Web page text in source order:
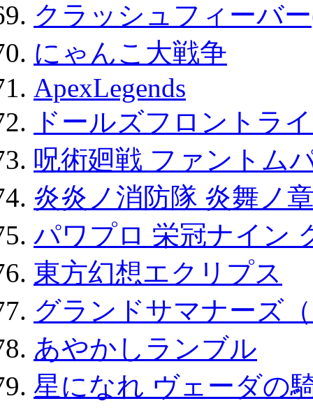
クラッシュフィーバ
にゃんこ大戦争
ApexLegends
ドールズフロントラ
呪術廻戦 ファントム
炎炎ノ消防隊 炎舞ノ
パワプロ 栄冠ナイン
東方幻想エクリプス
グランドサマナーズ
あやかしランブル
星になれ ヴェーダの